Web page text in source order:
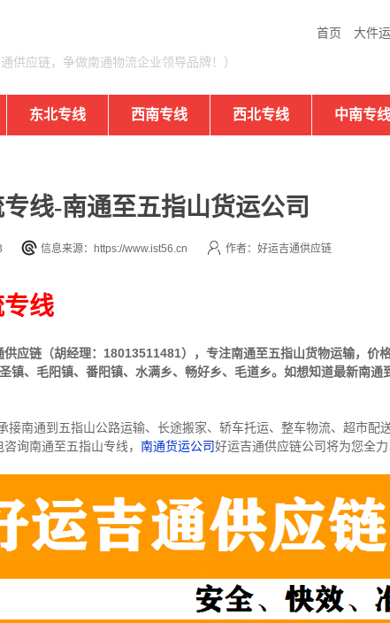
首页 大件
通供应链，争做南通物流企业领导品牌！）
东北专线 西南专线 西北专线 中南专线
线-南通至五指山货运公司
信息来源：https://www.ist56.cn 作者：好运吉通供应链
线
应链（胡经理：18013511481），专注南通至五指山货物运输，价
镇、毛阳镇、番阳镇、水满乡、畅好乡、毛道乡。如想知道最新南
接南通到五指山公路运输、长途搬家、轿车托运、整车物流、超市配
询南通至五指山专线， 南通货运公司好运吉通供应链公司将为您全力